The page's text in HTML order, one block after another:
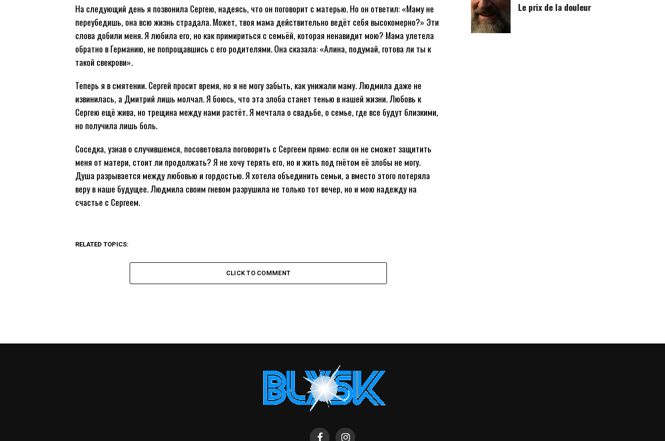
На следующий день я позвонила Сергею, надеясь, что он поговорит с матерью. Но он ответил: «Маму не
переубедишь, она всю жизнь страдала. Может, твоя мама действительно ведёт себя высокомерно?» Эти
слова добили меня. Я любила его, но как примириться с семьёй, которая ненавидит мою? Мама улетела
обратно в Германию, не попрощавшись с его родителями. Она сказала: «Алина, подумай, готова ли ты к
такой свекрови».
Теперь я в смятении. Сергей просит время, но я не могу забыть, как унижали маму. Людмила даже не
извинилась, а Дмитрий лишь молчал. Я боюсь, что эта злоба станет тенью в нашей жизни. Любовь к
Сергею ещё жива, но трещина между нами растёт. Я мечтала о свадьбе, о семье, где все будут близкими,
но получила лишь боль.
Соседка, узнав о случившемся, посоветовала поговорить с Сергеем прямо: если он не сможет защитить
меня от матери, стоит ли продолжать? Я не хочу терять его, но и жить под гнётом её злобы не могу.
Душа разрывается между любовью и гордостью. Я хотела объединить семьи, а вместо этого потеряла
веру в наше будущее. Людмила своим гневом разрушила не только тот вечер, но и мою надежду на
счастье с Сергеем.
RELATED TOPICS:
CLICK TO COMMENT
Le prix de la douleur